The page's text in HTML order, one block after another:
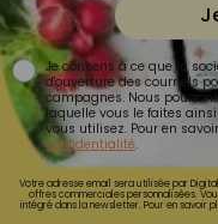
Je consens à ce que la
d'ouverture des courriels
campagnes. Nous
laquelle vous le faites
vous utilisez. Pour en
confidentialité.
Votre adresse email sera utilisée par
offres commerciales personnalisées.
intégré dans la newsletter. Pour en savoir